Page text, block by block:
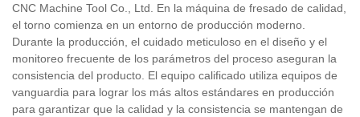
CNC Machine Tool Co., Ltd. En la máquina de fresado de calidad,
el torno comienza en un entorno de producción moderno.
Durante la producción, el cuidado meticuloso en el diseño y el
monitoreo frecuente de los parámetros del proceso aseguran la
consistencia del producto. El equipo calificado utiliza equipos de
vanguardia para lograr los más altos estándares en producción
para garantizar que la calidad y la consistencia se mantengan de